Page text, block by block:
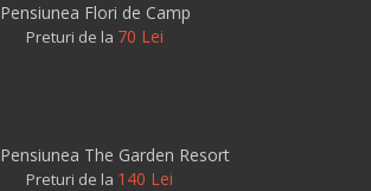
Pensiunea Flori de Camp
Preturi de la 70 Lei
Pensiunea The Garden Resort
Preturi de la 140 Lei